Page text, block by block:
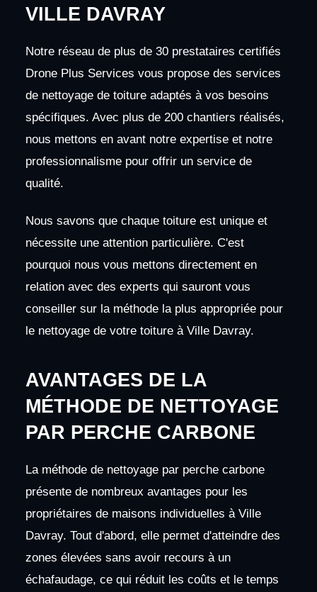
VILLE DAVRAY
Notre réseau de plus de 30 prestataires certifiés
Drone Plus Services vous propose des services
de nettoyage de toiture adaptés à vos besoins
spécifiques. Avec plus de 200 chantiers réalisés,
nous mettons en avant notre expertise et notre
professionnalisme pour offrir un service de
qualité.
Nous savons que chaque toiture est unique et
nécessite une attention particulière. C'est
pourquoi nous vous mettons directement en
relation avec des experts qui sauront vous
conseiller sur la méthode la plus appropriée pour
le nettoyage de votre toiture à Ville Davray.
AVANTAGES DE LA
MÉTHODE DE NETTOYAGE
PAR PERCHE CARBONE
La méthode de nettoyage par perche carbone
présente de nombreux avantages pour les
propriétaires de maisons individuelles à Ville
Davray. Tout d'abord, elle permet d'atteindre des
zones élevées sans avoir recours à un
échafaudage, ce qui réduit les coûts et le temps